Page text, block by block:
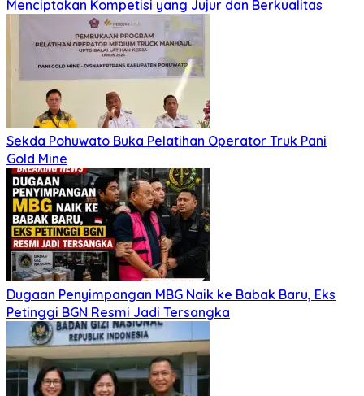
Menciptakan Kompetisi yang Jujur dan Berkualitas
Sekda Pohuwato Buka Pelatihan Operator Truk Pani
Gold Mine
Dugaan Penyimpangan MBG Naik ke Babak Baru, Eks
Petinggi BGN Resmi Jadi Tersangka